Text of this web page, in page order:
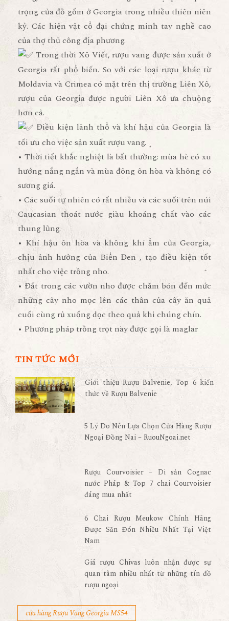
trọng của đồ gốm ở Georgia trong nhiều thiên niên
kỷ. Các hiện vật cổ đại chứng minh tay nghề cao
của thợ thủ công địa phương.
Trong thời Xô Viết, rượu vang được sản xuất ở
Georgia rất phổ biến. So với các loại rượu khác từ
Moldavia và Crimea có mặt trên thị trường Liên Xô,
rượu của Georgia được người Liên Xô ưa chuộng
hơn cả.
Điều kiện lãnh thổ và khí hậu của Georgia là
tối ưu cho việc sản xuất rượu vang.
• Thời tiết khắc nghiệt là bất thường: mùa hè có xu
hướng nắng ngắn và mùa đông ôn hòa và không có
sương giá.
• Các suối tự nhiên có rất nhiều và các suối trên núi
Caucasian thoát nước giàu khoáng chất vào các
thung lũng.
• Khí hậu ôn hòa và không khí ẩm của Georgia,
chịu ảnh hưởng của Biển Đen , tạo điều kiện tốt
nhất cho việc trồng nho.
• Đất trong các vườn nho được chăm bón đến mức
những cây nho mọc lên các thân của cây ăn quả
cuối cùng rủ xuống dọc theo quả khi chúng chín.
• Phương pháp trồng trọt này được gọi là maglar
TIN TỨC MỚI
Giới thiệu Rượu Balvenie, Top 6 kiến
thức về Rượu Balvenie
5 Lý Do Nên Lựa Chọn Cửa Hàng Rượu
Ngoại Đồng Nai – RuouNgoai.net
Rượu Courvoisier – Di sản Cognac
nước Pháp & Top 7 chai Courvoisier
đáng mua nhất
6 Chai Rượu Meukow Chính Hãng
Được Săn Đón Nhiều Nhất Tại Việt
Nam
Giá rượu Chivas luôn nhận được sự
quan tâm nhiều nhất từ những tín đồ
rượu ngoại
cửa hàng Rượu Vang Georgia MS54